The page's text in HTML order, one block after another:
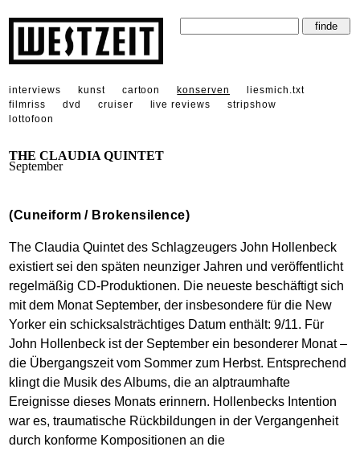
interviews kunst cartoon konserven
liesmich.txt
filmriss
dvd cruiser live reviews
stripshow
lottofoon
THE CLAUDIA QUINTET
September
(Cuneiform / Brokensilence)
The Claudia Quintet des Schlagzeugers John Hollenbeck
existiert sei den späten neunziger Jahren und veröffentlicht
regelmäßig CD-Produktionen. Die neueste beschäftigt sich
mit dem Monat September, der insbesondere für die New
Yorker ein schicksalsträchtiges Datum enthält: 9/11. Für
John Hollenbeck ist der September ein besonderer Monat –
die Übergangszeit vom Sommer zum Herbst. Entsprechend
klingt die Musik des Albums, die an alptraumhafte
Ereignisse dieses Monats erinnern. Hollenbecks Intention
war es, traumatische Rückbildungen in der Vergangenheit
durch konforme Kompositionen an die